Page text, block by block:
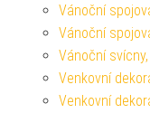
Vánoční
Vánoční
Vánoční
Venkovní
Venkovní